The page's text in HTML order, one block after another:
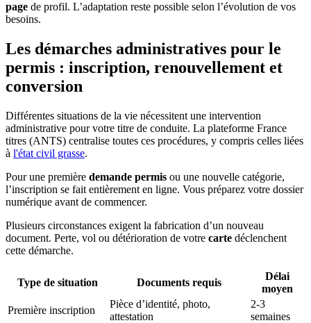
page de profil. L’adaptation reste possible selon l’évolution de vos
besoins.
Les démarches administratives pour le
permis : inscription, renouvellement et
conversion
Différentes situations de la vie nécessitent une intervention
administrative pour votre titre de conduite. La plateforme France
titres (ANTS) centralise toutes ces procédures, y compris celles liées
à l'état civil grasse.
Pour une première demande permis ou une nouvelle catégorie,
l’inscription se fait entièrement en ligne. Vous préparez votre dossier
numérique avant de commencer.
Plusieurs circonstances exigent la fabrication d’un nouveau
document. Perte, vol ou détérioration de votre carte déclenchent
cette démarche.
Type de situation Documents requis
Délai
moyen
Première inscription
Pièce d’identité, photo,
attestation
2-3
semaines